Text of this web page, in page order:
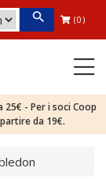
(0)
- Per i soci Coop
da 19€.